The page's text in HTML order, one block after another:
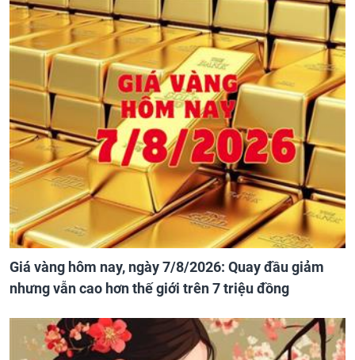
Giá vàng hôm nay, ngày 7/8/2026: Quay đầu giảm
nhưng vẫn cao hơn thế giới trên 7 triệu đồng